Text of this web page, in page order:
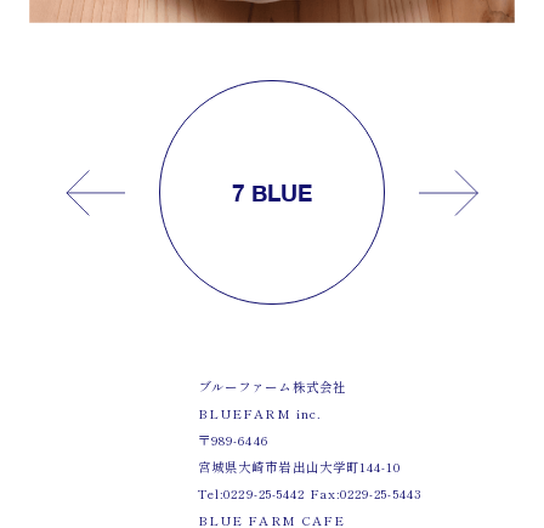
7 BLUE
ブルーファーム株式会社
BLUEFARM inc.
〒989-6446
宮城県大崎市岩出山大学町144-10
Tel:0229-25-5442 Fax:0229-25-5443
BLUE FARM CAFE